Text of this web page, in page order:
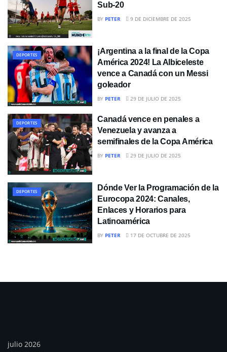
Sub-20
BY PETER 9 DE DICIEMBRE DE 2025
DEPORTES
¡Argentina a la final de la Copa
América 2024! La Albiceleste
vence a Canadá con un Messi
goleador
BY PETER 29 DE JULIO DE 2025
DEPORTES
Canadá vence en penales a
Venezuela y avanza a
semifinales de la Copa América
BY PETER 29 DE JULIO DE 2025
DEPORTES
Dónde Ver la Programación de la
Eurocopa 2024: Canales,
Enlaces y Horarios para
Latinoamérica
BY PETER 17 DE OCTUBRE DE 2025
julio 2026